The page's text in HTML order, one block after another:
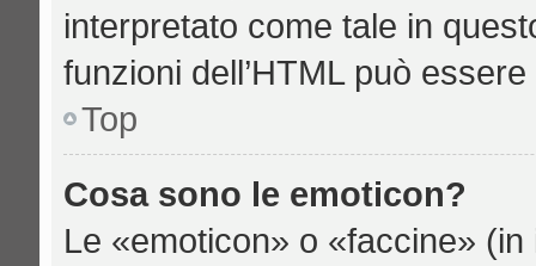
interpretato come tale in
funzioni dell’HTML può
Top
Cosa sono le emoticon?
Le «emoticon» o «faccine»